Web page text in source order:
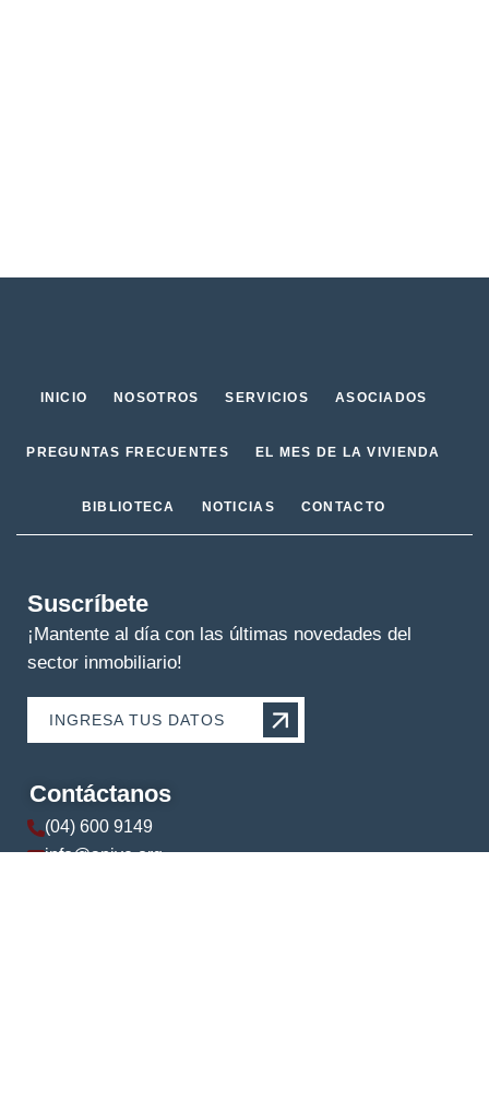
INICIO NOSOTROS SERVICIOS ASOCIADOS
PREGUNTAS FRECUENTES EL MES DE LA VIVIENDA
BIBLIOTECA NOTICIAS CONTACTO
Suscríbete
¡Mantente al día con las últimas novedades del
sector inmobiliario!
INGRESA TUS DATOS
Contáctanos
(04) 600 9149
info@apive.org